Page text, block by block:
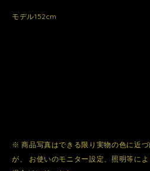
モデル152cm
※ 商品写真はできる限り実物の色に近
が、 お使いのモニター設定、照明等に